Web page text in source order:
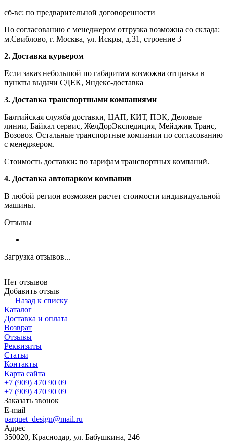
сб-вс: по предварительной договоренности
По согласованию с менеджером отгрузка возможна со склада:
м.Свиблово, г. Москва, ул. Искры, д.31, строение 3
2. Доставка курьером
Если заказ небольшой по габаритам возможна отправка в
пункты выдачи СДЕК, Яндекс-доставка
3. Доставка транспортными компаниями
Балтийская служба доставки, ЦАП, КИТ, ПЭК, Деловые
линии, Байкал сервис, ЖелДорЭкспедиция, Мейджик Транс,
Возовоз. Остальные транспортные компании по согласованию
с менеджером.
Стоимость доставки: по тарифам транспортных компаний.
4. Доставка автопарком компании
В любой регион возможен расчет стоимости индивидуальной
машины.
Отзывы
Загрузка отзывов...
Нет отзывов
Добавить отзыв
Назад к списку
Каталог
Доставка и оплата
Возврат
Отзывы
Реквизиты
Статьи
Контакты
Карта сайта
+7 (909) 470 90 09
+7 (909) 470 90 09
Заказать звонок
E-mail
parquet_design@mail.ru
Адрес
350020, Краснодар, ул. Бабушкина, 246